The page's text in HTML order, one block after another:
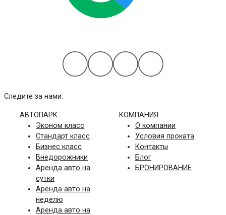
Следите за нами:
АВТОПАРК
Эконом класс
Стандарт класс
Бизнес класс
Внедорожники
Аренда авто на
сутки
Аренда авто на
неделю
Аренда авто на
КОМПАНИЯ
О компании
Условия проката
Контакты
Блог
БРОНИРОВАНИЕ